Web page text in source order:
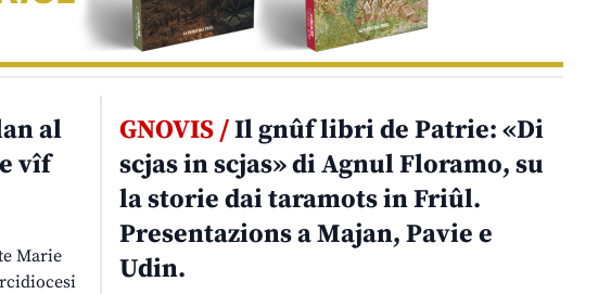
al
vîf
Marie
GNOVIS /Il gnûf libri de Patrie: «Di
scjas in scjas» di Agnul Floramo, su
la storie dai taramots in Friûl.
Presentazions a Majan, Pavie e
Udin.